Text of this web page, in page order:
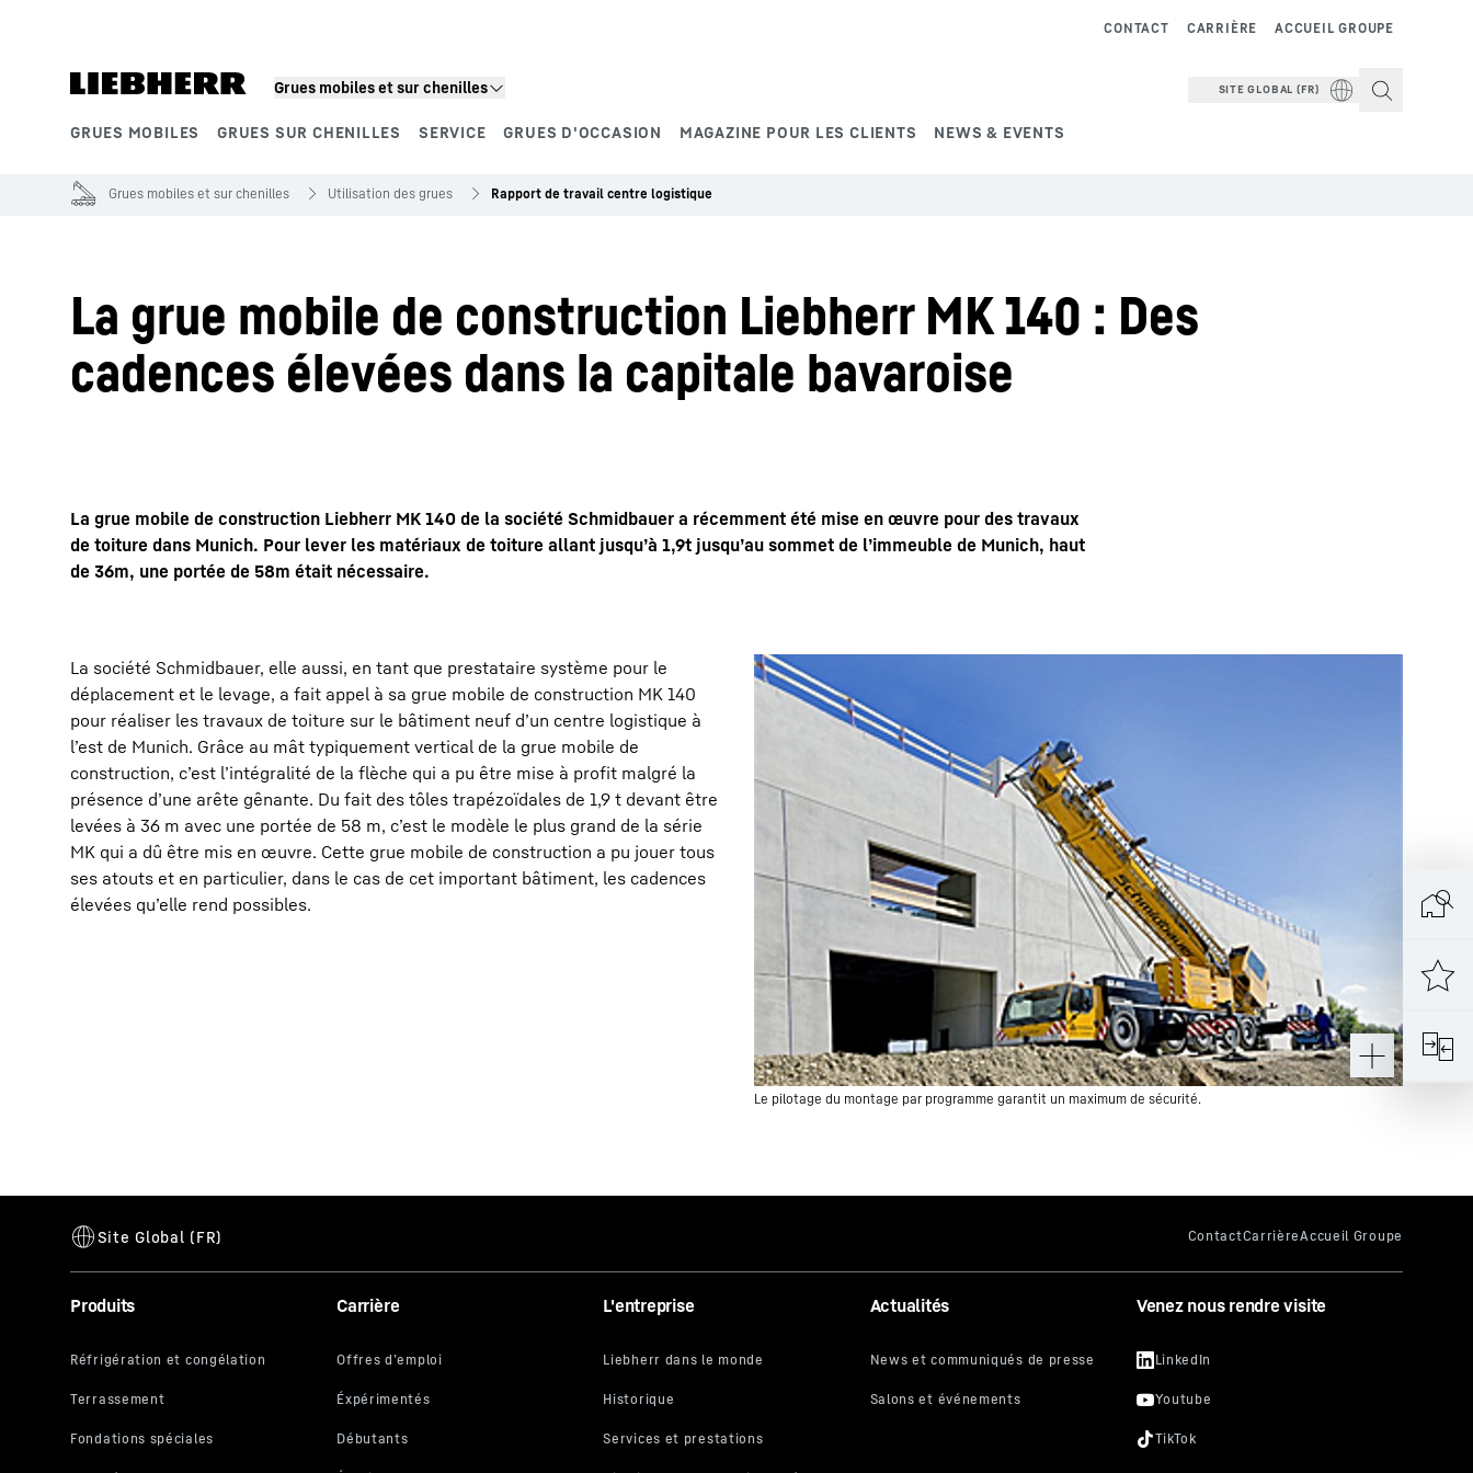
Grues mobiles et sur chenilles
GRUES MOBILES GRUES SUR CHENILLES SERVICE GRUES D'OCCASION MAGAZINE POUR LES CLIENTS NEWS & EVENTS
ACCUEIL GROUPE
CARRIÈRE
CONTACT
SITE GLOBAL (FR)
En savoir plus sur Liebherr Carrière chez Liebherr
Grues mobiles et sur chenilles Utilisation des grues Rapport de travail centre logistique
La grue mobile de construction Liebherr MK 140 : Des
cadences élevées dans la capitale bavaroise
La grue mobile de construction Liebherr MK 140 de la société Schmidbauer a récemment été mise en œuvre pour des travaux
de toiture dans Munich. Pour lever les matériaux de toiture allant jusqu’à 1,9t jusqu’au sommet de l’immeuble de Munich, haut
de 36m, une portée de 58m était nécessaire.
Le pilotage du montage par programme garantit un maximum de sécurité.
La société Schmidbauer, elle aussi, en tant que prestataire système pour le
déplacement et le levage, a fait appel à sa grue mobile de construction MK 140
pour réaliser les travaux de toiture sur le bâtiment neuf d’un centre logistique à
l’est de Munich. Grâce au mât typiquement vertical de la grue mobile de
construction, c’est l’intégralité de la flèche qui a pu être mise à profit malgré la
présence d’une arête gênante. Du fait des tôles trapézoïdales de 1,9 t devant être
levées à 36 m avec une portée de 58 m, c’est le modèle le plus grand de la série
MK qui a dû être mis en œuvre. Cette grue mobile de construction a pu jouer tous
ses atouts et en particulier, dans le cas de cet important bâtiment, les cadences
élevées qu’elle rend possibles.
Produits Carrière L'entreprise Actualités Venez nous rendre visite